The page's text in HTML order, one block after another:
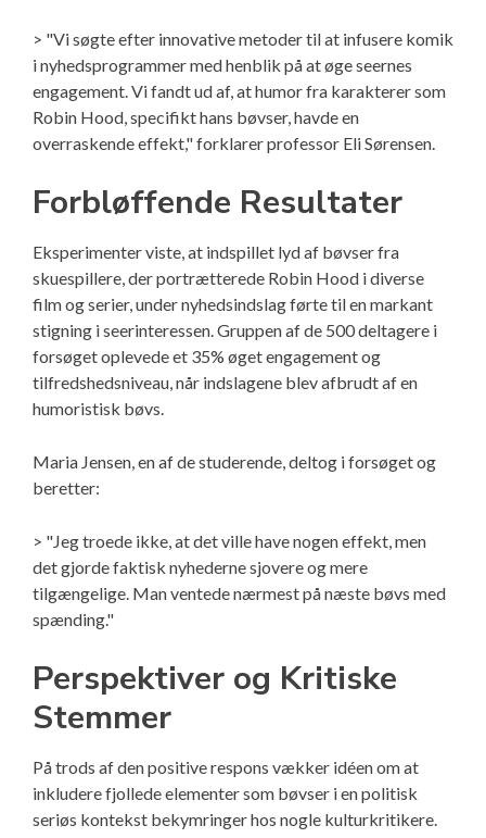
> "Vi søgte efter innovative metoder til at infusere komik
i nyhedsprogrammer med henblik på at øge seernes
engagement. Vi fandt ud af, at humor fra karakterer som
Robin Hood, specifikt hans bøvser, havde en
overraskende effekt," forklarer professor Eli Sørensen.
Forbløffende Resultater
Eksperimenter viste, at indspillet lyd af bøvser fra
skuespillere, der portrætterede Robin Hood i diverse
film og serier, under nyhedsindslag førte til en markant
stigning i seerinteressen. Gruppen af de 500 deltagere i
forsøget oplevede et 35% øget engagement og
tilfredshedsniveau, når indslagene blev afbrudt af en
humoristisk bøvs.
Maria Jensen, en af de studerende, deltog i forsøget og
beretter:
> "Jeg troede ikke, at det ville have nogen effekt, men
det gjorde faktisk nyhederne sjovere og mere
tilgængelige. Man ventede nærmest på næste bøvs med
spænding."
Perspektiver og Kritiske
Stemmer
På trods af den positive respons vækker idéen om at
inkludere fjollede elementer som bøvser i en politisk
seriøs kontekst bekymringer hos nogle kulturkritikere.